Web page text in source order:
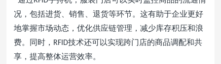
况，包括进货、销售、退货等环节。这有助于企业更好
地掌握市场动态，优化供应链管理，减少库存积压和浪
费。同时， RFID技术还可以实现跨门店的商品调配和共
享，提高整体运营效率。